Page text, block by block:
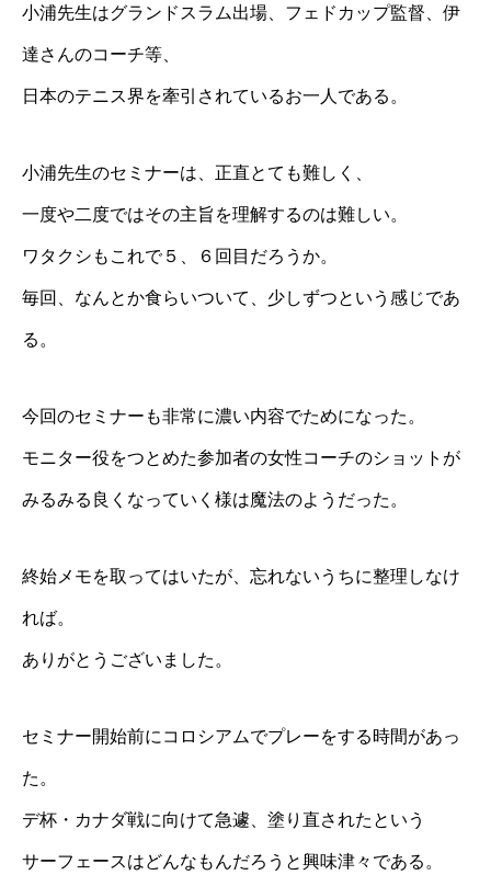
小浦先生はグランドスラム出場、フェドカップ監督、伊
達さんのコーチ等、
日本のテニス界を牽引されているお一人である。
小浦先生のセミナーは、正直とても難しく、
一度や二度ではその主旨を理解するのは難しい。
ワタクシもこれで５、６回目だろうか。
毎回、なんとか食らいついて、少しずつという感じであ
る。
今回のセミナーも非常に濃い内容でためになった。
モニター役をつとめた参加者の女性コーチのショットが
みるみる良くなっていく様は魔法のようだった。
終始メモを取ってはいたが、忘れないうちに整理しなけ
れば。
ありがとうございました。
セミナー開始前にコロシアムでプレーをする時間があっ
た。
デ杯・カナダ戦に向けて急遽、塗り直されたという
サーフェースはどんなもんだろうと興味津々である。